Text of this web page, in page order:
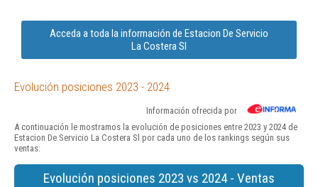
Acceda a toda la información de Estacion De Servicio
La Costera Sl
Evolución posiciones 2023 - 2024
Información ofrecida por
A continuación le mostramos la evolución de posiciones entre 2023 y 2024 de
Estacion De Servicio La Costera Sl por cada uno de los rankings según sus
ventas:
Evolución posiciones 2023 vs 2024 - Ventas